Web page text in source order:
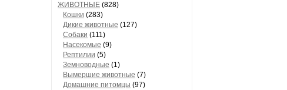
ЖИВОТНЫЕ (828)
Кошки (283)
Дикие животные (127)
Собаки (111)
Насекомые (9)
Рептилии (5)
Земноводные (1)
Вымершие животные (7)
Домашние питомцы (97)